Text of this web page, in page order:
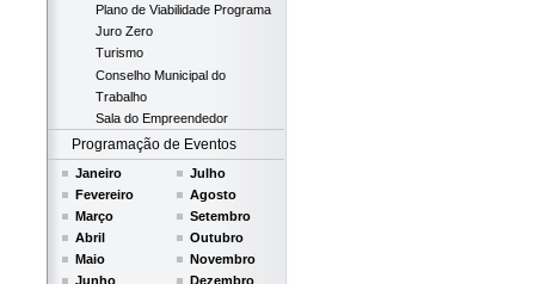
Plano de Viabilidade Programa
Juro Zero
Turismo
Conselho Municipal do
Trabalho
Sala do Empreendedor
Programação de Eventos
Janeiro
Fevereiro
Março
Abril
Maio
Junho
Julho
Agosto
Setembro
Outubro
Novembro
Dezembro